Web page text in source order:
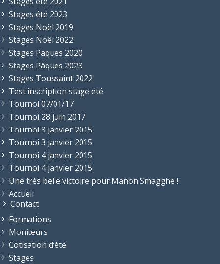
Stages été 2023
Stages Noël 2019
Stages Noêl 2022
Stages Paques 2020
Stages Pâques 2023
Stages Toussaint 2022
Test inscription stage été
Tournoi 07/01/17
Tournoi 28 juin 2017
Tournoi 3 janvier 2015
Tournoi 3 janvier 2015
Tournoi 4 janvier 2015
Tournoi 4 janvier 2015
Une très belle victoire pour Manon Smagghe !
Accueil
Contact
Formations
Moniteurs
Cotisation d’été
Stages